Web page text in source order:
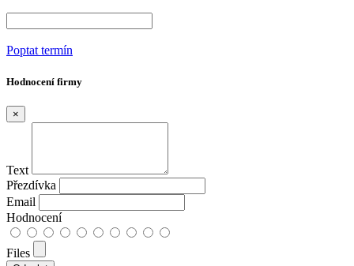
Poptat termín
Hodnocení firmy
×
Text
Přezdívka
Email
Hodnocení
Files